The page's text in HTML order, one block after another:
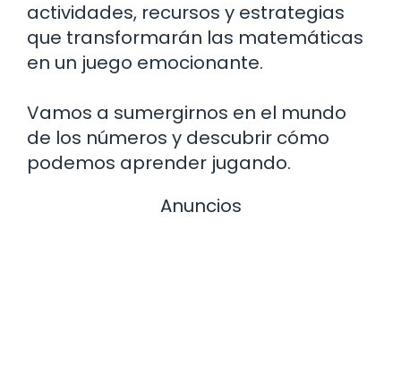
actividades, recursos y estrategias
que transformarán las matemáticas
en un juego emocionante.
Vamos a sumergirnos en el mundo
de los números y descubrir cómo
podemos aprender jugando.
Anuncios